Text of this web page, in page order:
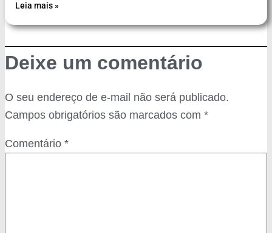
Leia mais »
Deixe um comentário
O seu endereço de e-mail não será publicado.
Campos obrigatórios são marcados com *
Comentário *